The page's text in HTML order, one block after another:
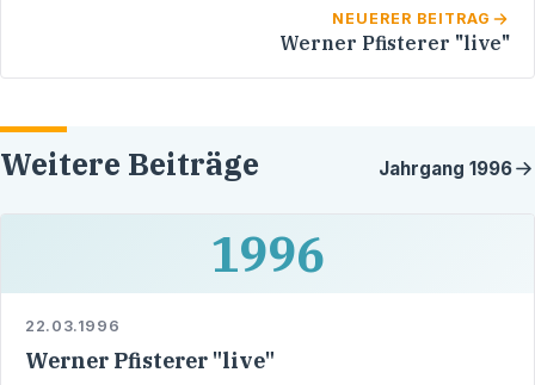
NEUERER BEITRAG
Werner Pfisterer "live"
Weitere Beiträge Jahrgang 1996
1996
22.03.1996
Werner Pfisterer "live"